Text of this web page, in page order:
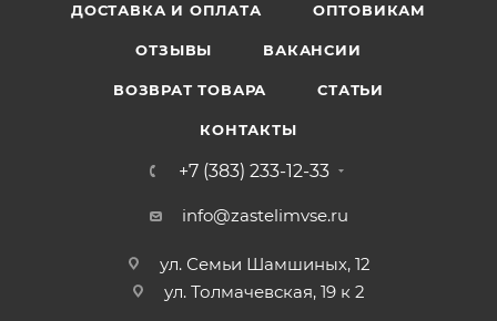
ДОСТАВКА И ОПЛАТА ОПТОВИКАМ
ОТЗЫВЫ ВАКАНСИИ
ВОЗВРАТ ТОВАРА СТАТЬИ
КОНТАКТЫ
+7 (383) 233-12-33
info@zastelimvse.ru
ул. Семьи Шамшиных, 12
ул. Толмачевская, 19 к 2